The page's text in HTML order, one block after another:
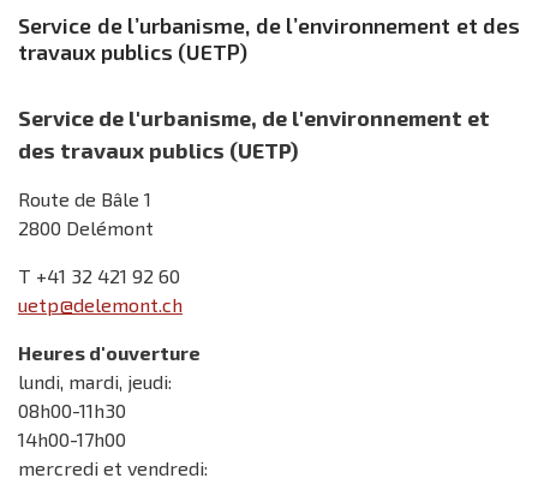
Service de l’urbanisme, de l’environnement et des
travaux publics (UETP)
Service de l'urbanisme, de l'environnement et
des travaux publics (UETP)
Route de Bâle 1
2800 Delémont
T +41 32 421 92 60
uetp@delemont.ch
Heures d'ouverture
lundi, mardi, jeudi:
08h00-11h30
14h00-17h00
mercredi et vendredi: